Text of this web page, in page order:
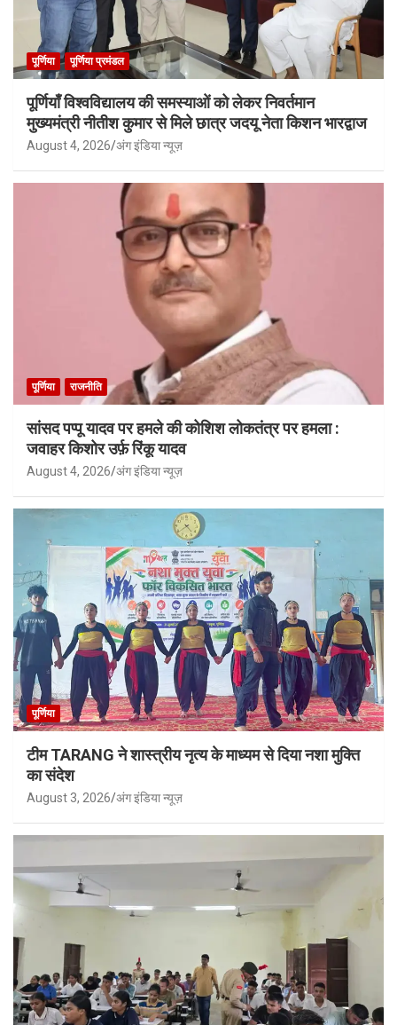
पूर्णिया पूर्णिया प्रमंडल
पूर्णियाँ विश्वविद्यालय की समस्याओं को लेकर निवर्तमान
मुख्यमंत्री नीतीश कुमार से मिले छात्र जदयू नेता किशन भारद्वाज
August 4, 2026 अंग इंडिया न्यूज़
पूर्णिया राजनीति
सांसद पप्पू यादव पर हमले की कोशिश लोकतंत्र पर हमला :
जवाहर किशोर उर्फ़ रिंकू यादव
August 4, 2026 अंग इंडिया न्यूज़
पूर्णिया
टीम TARANG ने शास्त्रीय नृत्य के माध्यम से दिया नशा मुक्ति
का संदेश
August 3, 2026 अंग इंडिया न्यूज़